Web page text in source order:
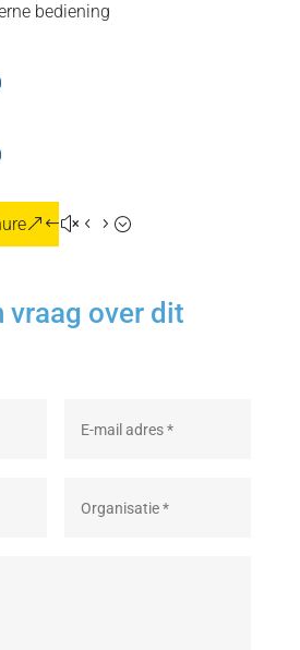
bediening
vraag over dit